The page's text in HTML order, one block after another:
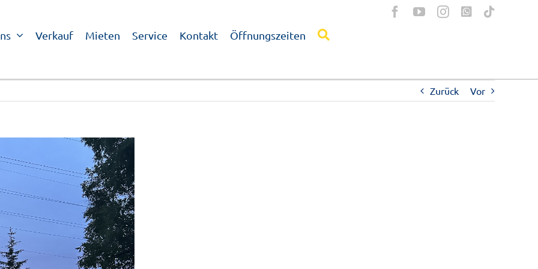
Verkauf Mieten Service Kontakt Öffnungszeiten
Zurück Vor